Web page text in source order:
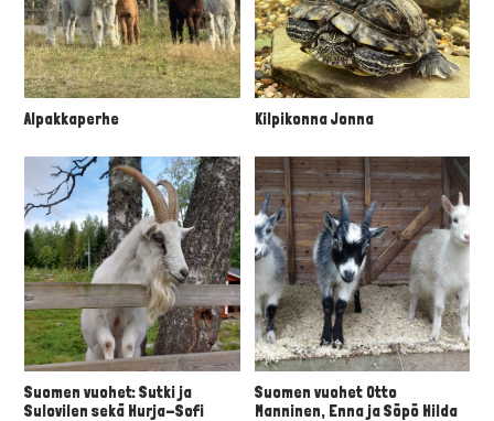
Alpakkaperhe Kilpikonna Jonna
Suomen vuohet: Sutki ja
Sulovilen sekä Hurja-Sofi
Suomen vuohet Otto
Manninen, Enna ja Söpö Hilda